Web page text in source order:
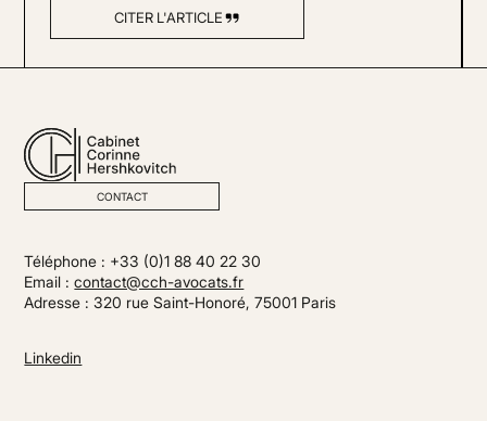
CITER L'ARTICLE
CONTACT
Téléphone : +33 (0)1 88 40 22 30
Email :contact@cch-avocats.fr
Adresse : 320 rue Saint-Honoré, 75001 Paris
Linkedin